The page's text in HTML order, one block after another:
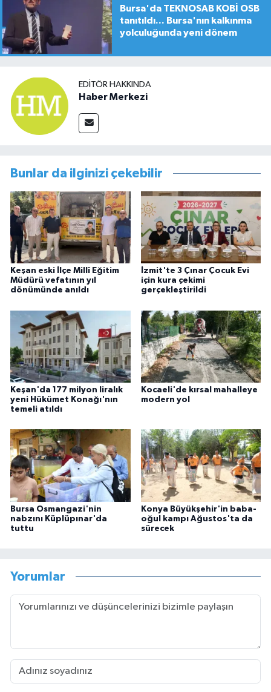
Bursa'da TEKNOSAB KOBİ OSB
tanıtıldı... Bursa'nın kalkınma
yolculuğunda yeni dönem
EDITÖR HAKKINDA
Haber Merkezi
Bunlar da ilginizi çekebilir
Keşan eski İlçe Millî Eğitim
Müdürü vefatının yıl
dönümünde anıldı
İzmit'te 3 Çınar Çocuk Evi
için kura çekimi
gerçekleştirildi
Keşan'da 177 milyon liralık
yeni Hükümet Konağı'nın
temeli atıldı
Kocaeli'de kırsal mahalleye
modern yol
Bursa Osmangazi'nin
nabzını Küplüpınar'da
tuttu
Konya Büyükşehir'in baba-
oğul kampı Ağustos'ta da
sürecek
Yorumlar